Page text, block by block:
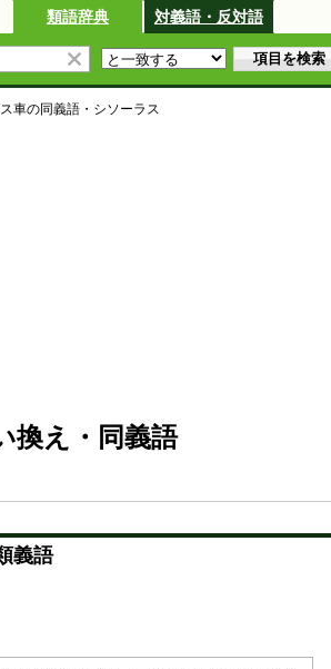
類語辞典 対義語・反対語
車の同義語・シソーラス
5
%
換え・同義語
義語